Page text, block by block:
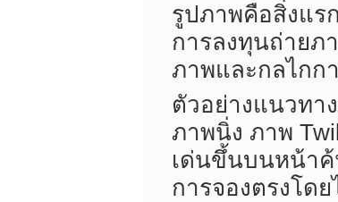
รูปภาพคือสิ่งแร
การลงทุนถ่ายภ
ภาพและกลไกก
ตัวอย่างแนวทา
ภาพนิ่ง ภาพ
เด่นขึ้นบนหน้าค้
การจองตรงโด